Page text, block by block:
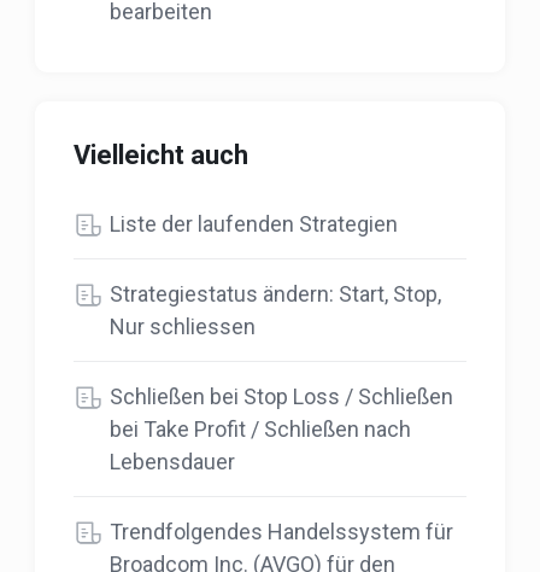
bearbeiten
Vielleicht auch
Liste der laufenden Strategien
Strategiestatus ändern: Start, Stop,
Nur schliessen
Schließen bei Stop Loss / Schließen
bei Take Profit / Schließen nach
Lebensdauer
Trendfolgendes Handelssystem für
Broadcom Inc. (AVGO) für den